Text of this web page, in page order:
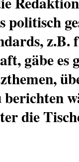
politisch
z.B.
gäbe es
berichten
die